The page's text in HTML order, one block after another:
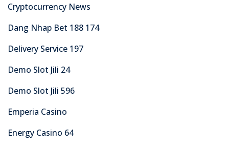
Cryptocurrency News
Dang Nhap Bet 188 174
Delivery Service 197
Demo Slot Jili 24
Demo Slot Jili 596
Emperia Casino
Energy Casino 64